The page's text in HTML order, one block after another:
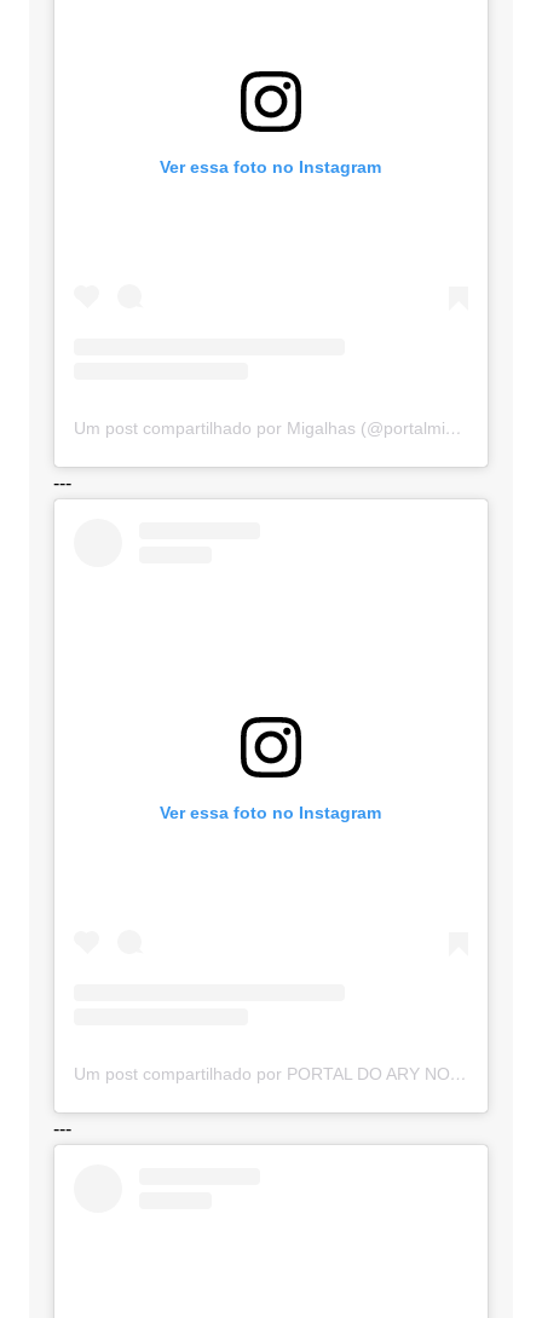
Ver essa foto no Instagram
Um post compartilhado por Migalhas (@portalmigalhas)
---
Ver essa foto no Instagram
Um post compartilhado por PORTAL DO ARY NOTÍCIAS (@portaldoarynoticias)
---